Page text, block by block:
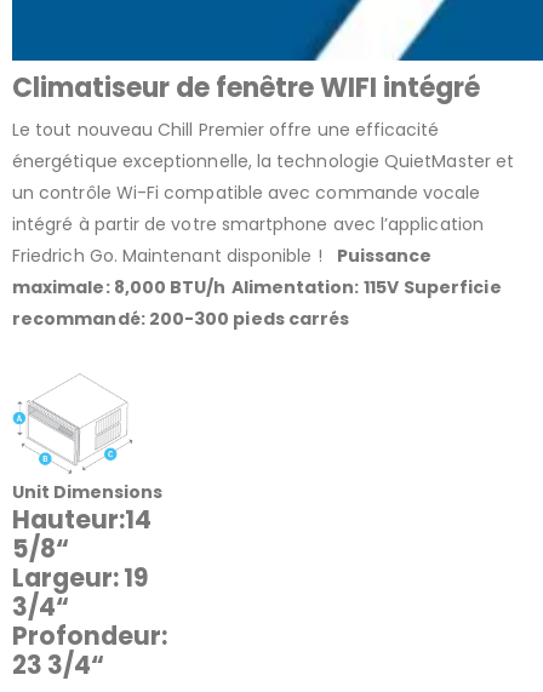
Climatiseur de fenêtre WIFI intégré
Le tout nouveau Chill Premier offre une efficacité
énergétique exceptionnelle, la technologie QuietMaster et
un contrôle Wi-Fi compatible avec commande vocale
intégré à partir de votre smartphone avec l’application
Friedrich Go. Maintenant disponible ! Puissance
maximale: 8,000 BTU/h Alimentation: 115V Superficie
recommandé: 200-300 pieds carrés
Unit Dimensions
Hauteur:14
5/8“
Largeur: 19
3/4“
Profondeur:
23 3/4“